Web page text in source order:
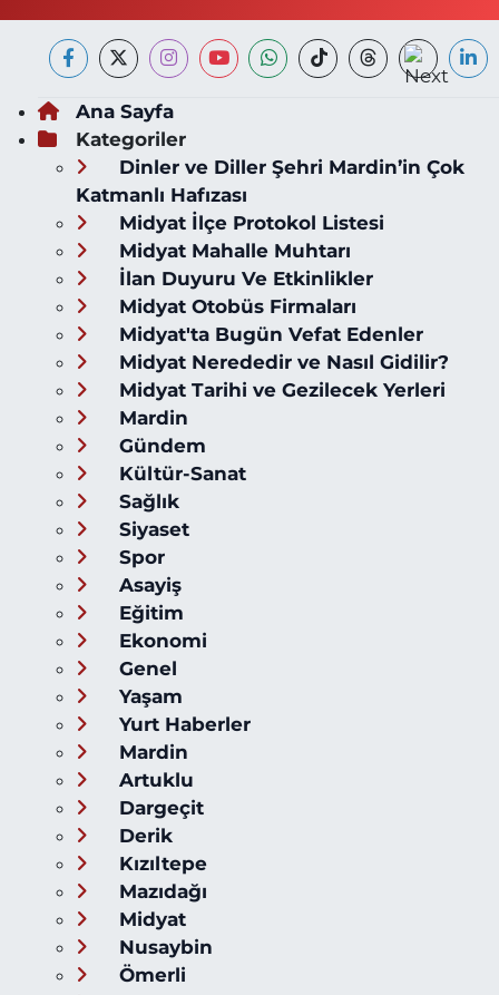
Ana Sayfa
Kategoriler
Dinler ve Diller Şehri Mardin’in Çok
Katmanlı Hafızası
Midyat İlçe Protokol Listesi
Midyat Mahalle Muhtarı
İlan Duyuru Ve Etkinlikler
Midyat Otobüs Firmaları
Midyat'ta Bugün Vefat Edenler
Midyat Nerededir ve Nasıl Gidilir?
Midyat Tarihi ve Gezilecek Yerleri
Mardin
Gündem
Kültür-Sanat
Sağlık
Siyaset
Spor
Asayiş
Eğitim
Ekonomi
Genel
Yaşam
Yurt Haberler
Mardin
Artuklu
Dargeçit
Derik
Kızıltepe
Mazıdağı
Midyat
Nusaybin
Ömerli